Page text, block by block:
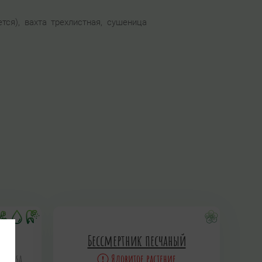
вахта трехлистная, сушеница
Бессмертник песчаный
Ядовитое растение